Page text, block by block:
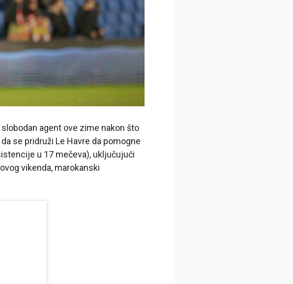
agent ove zime nakon što
se pridruži Le Havre da pomogne
u 17 mečeva), uključujući
vikenda, marokanski